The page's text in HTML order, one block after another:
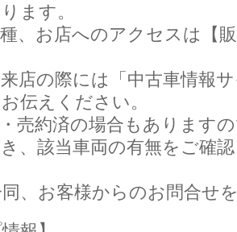
ます。
、お店へのアクセスは【
店の際には「中古車情報
伝えください。
売約済の場合もあります
、該当車両の有無をご確
、お客様からのお問合せ